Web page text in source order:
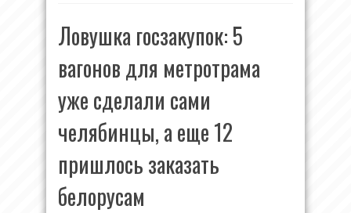
Ловушка госзакупок: 5
вагонов для метротрама
уже сделали сами
челябинцы, а еще 12
пришлось заказать
белорусам